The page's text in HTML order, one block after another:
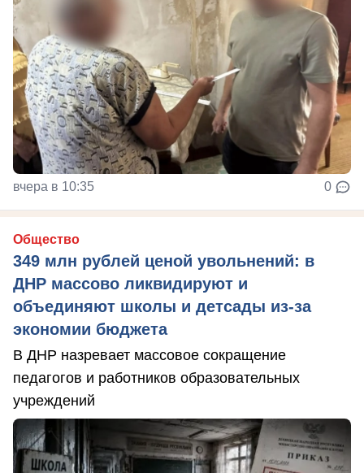
вчера в 10:35 0
Общество
349 млн рублей ценой увольнений: в
ДНР массово ликвидируют и
объединяют школы и детсады из-за
экономии бюджета
В ДНР назревает массовое сокращение
педагогов и работников образовательных
учреждений